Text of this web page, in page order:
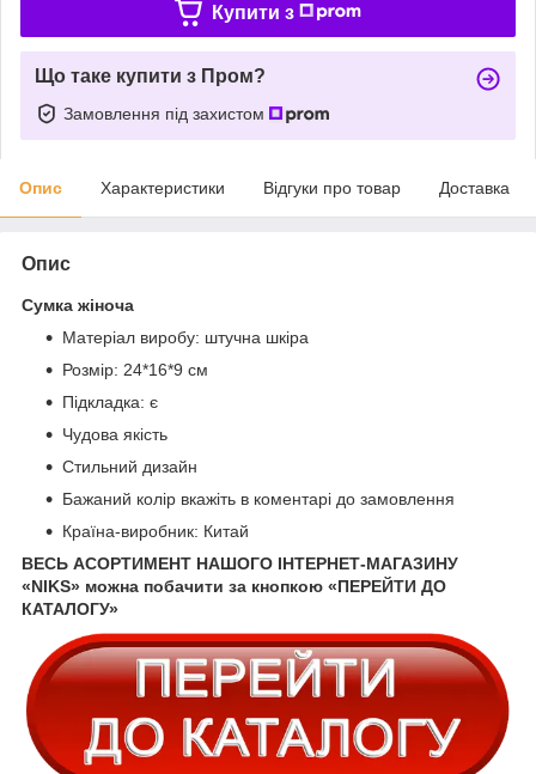
Купити з
Що таке купити з Пром?
Замовлення під захистом
Опис Характеристики Відгуки про товар Доставка
Опис
Сумка жіноча
Матеріал виробу: штучна шкіра
Розмір: 24*16*9 см
Підкладка: є
Чудова якість
Стильний дизайн
Бажаний колір вкажіть в коментарі до замовлення
Країна-виробник: Китай
ВЕСЬ АСОРТИМЕНТ НАШОГО ІНТЕРНЕТ-МАГАЗИНУ
«NIKS» можна побачити за кнопкою «ПЕРЕЙТИ ДО
КАТАЛОГУ»